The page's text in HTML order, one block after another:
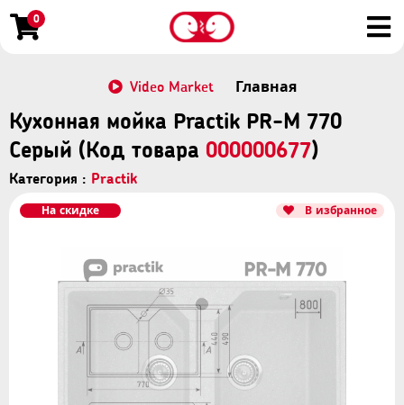
0
Video Market Главная
Кухонная мойка Practik PR-М 770
Серый (Код товара 000000677)
Категория : Practik
На скидке В избранное